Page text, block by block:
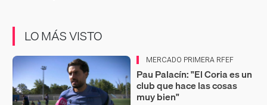
LO MÁS VISTO
MERCADO PRIMERA RFEF
Pau Palacín: "El Coria es un
club que hace las cosas
muy bien"